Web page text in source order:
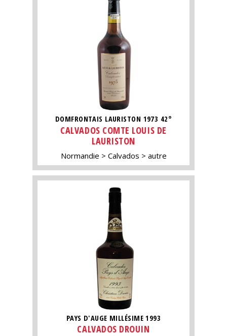
DOMFRONTAIS LAURISTON 1973 42°
CALVADOS COMTE LOUIS DE
LAURISTON
Normandie Calvados autre
PAYS D'AUGE MILLÉSIME 1993
CALVADOS DROUIN